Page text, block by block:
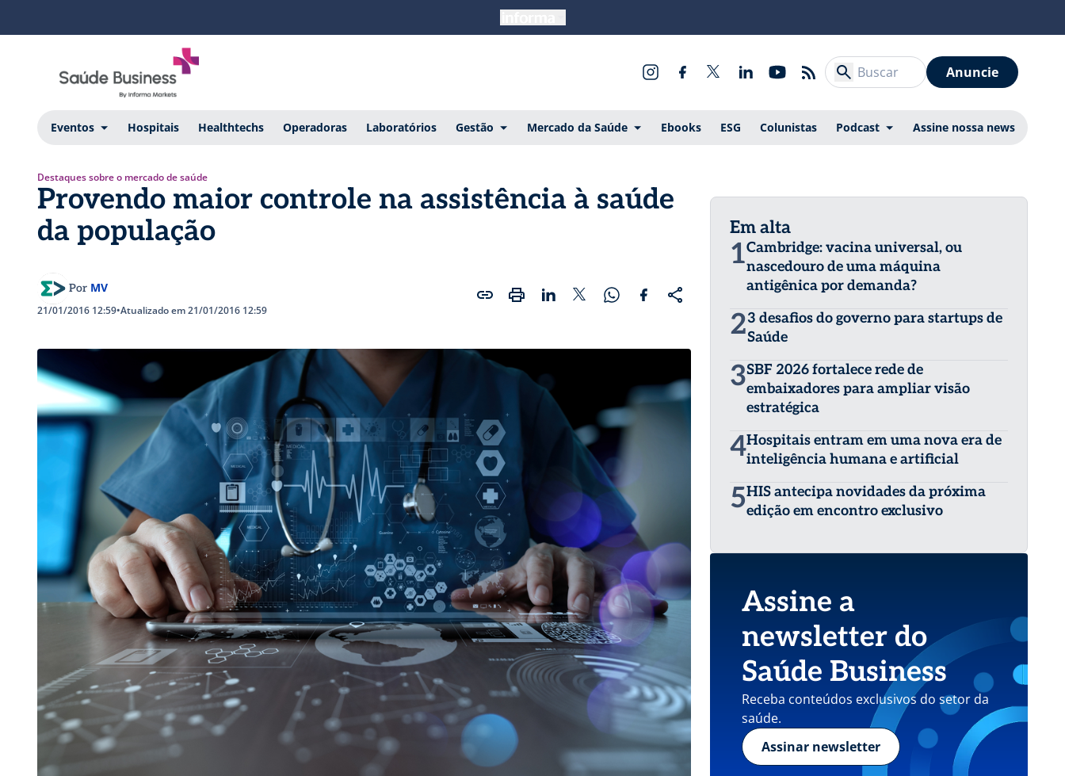
Anuncie
Eventos Hospitais Healthtechs Operadoras Laboratórios Gestão Mercado da Saúde Ebooks ESG Colunistas Podcast Assine nossa news
Destaques sobre o mercado de saúde
Provendo maior controle na assistência à saúde
da população
Por MV
21/01/2016 12:59•Atualizado em 21/01/2016 12:59
Em alta
1Cambridge: vacina universal, ou
nascedouro de uma máquina
antigênica por demanda?
23 desafios do governo para startups de
Saúde
3SBF 2026 fortalece rede de
embaixadores para ampliar visão
estratégica
4Hospitais entram em uma nova era de
inteligência humana e artificial
5HIS antecipa novidades da próxima
edição em encontro exclusivo
Assine a
newsletter do
Saúde Business
Receba conteúdos exclusivos do setor da
saúde.
Assinar newsletter